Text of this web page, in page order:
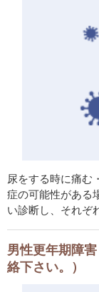
尿をする時に痛む
症の可能性がある
い診断し、それぞ
男性更年期障
絡下さい。）